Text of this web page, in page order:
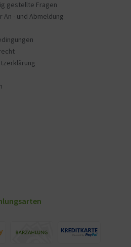
gestellte Fragen
An - und Abmeldung